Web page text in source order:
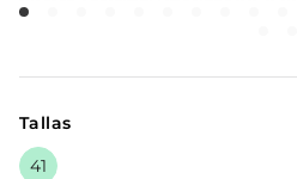
Tallas
41